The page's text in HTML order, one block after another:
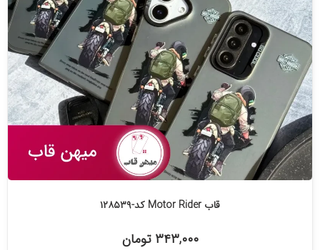
قاب Motor Rider کد-۱۲۸۵۳۹
۳۴۳,۰۰۰ تومان